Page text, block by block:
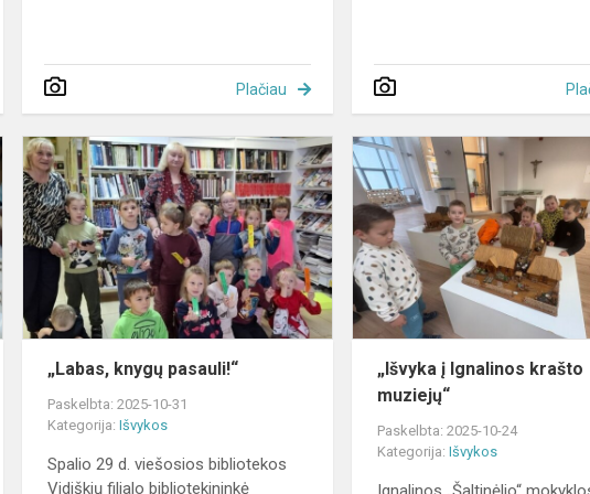
Plačiau
Šv.
Martyno
diena
„Labas,
knygų
pasauli!“
„Labas, knygų pasauli!“
Paskelbta: 2025-10-31
Kategorija:Išvykos
Spalio 29 d. viešosios bibliotekos
Vidiškių filialo bibliotekininkė
„Išvyka į Ignalinos krašto
muziejų“
Paskelbta: 2025-10-24
Kategorija:Išvykos